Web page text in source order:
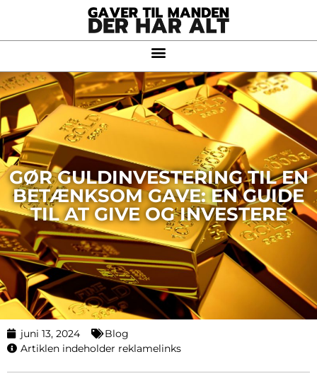
GØR GULDINVESTERING TIL EN
BETÆNKSOM GAVE: EN GUIDE
TIL AT GIVE OG INVESTERE
juni 13, 2024
Blog
Artiklen indeholder reklamelinks